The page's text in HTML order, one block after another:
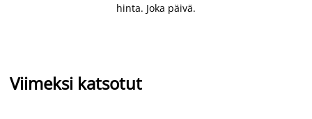
hinta. Joka päivä.
Viimeksi katsotut